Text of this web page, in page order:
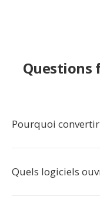
Questions
Pourquoi convertir
Quels logiciels